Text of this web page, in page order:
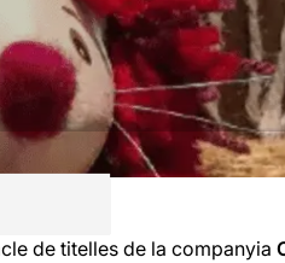
de titelles de la companyia